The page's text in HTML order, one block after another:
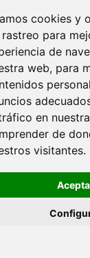
cookies y
para
de
web, para
en
de
visitantes.
Trees.org
plantamos un árbol.